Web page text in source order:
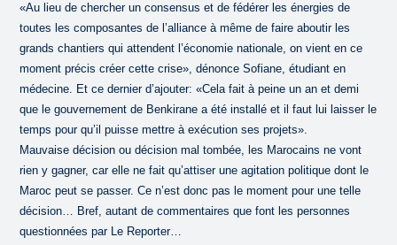
«Au lieu de chercher un consensus et de fédérer les énergies de
toutes les composantes de l’alliance à même de faire aboutir les
grands chantiers qui attendent l’économie nationale, on vient en ce
moment précis créer cette crise», dénonce Sofiane, étudiant en
médecine. Et ce dernier d’ajouter: «Cela fait à peine un an et demi
que le gouvernement de Benkirane a été installé et il faut lui laisser le
temps pour qu’il puisse mettre à exécution ses projets».
Mauvaise décision ou décision mal tombée, les Marocains ne vont
rien y gagner, car elle ne fait qu’attiser une agitation politique dont le
Maroc peut se passer. Ce n’est donc pas le moment pour une telle
décision… Bref, autant de commentaires que font les personnes
questionnées par Le Reporter…